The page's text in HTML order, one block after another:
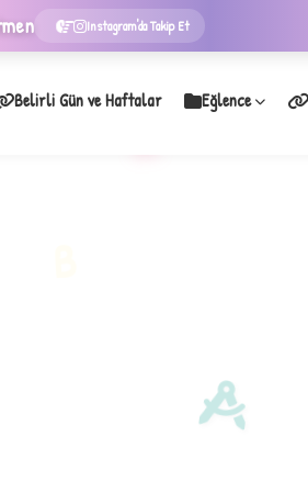
Instagram'da Takip Et
Belirli Gün ve Haftalar Eğlence